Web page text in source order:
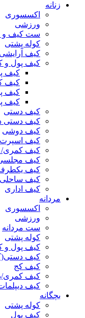
زنانه
اکسسوری
ورزشی
ست کیف و
کوله پشتی
کیف آرایشی
کیف پول و
کیف
کیف
کیف
کیف
کیف دستی
کیف دستی
کیف دوشی
کیف اسپرت
کیف کمری/
کیف
کیف
کیف ساحلی
کیف اداری
مردانه
اکسسوری
ورزشی
ست مردانه
کوله پشتی
کیف پول و
کیف
کیف کج
کیف کمری/
کیف
بچگانه
کوله پشتی
کیف پول